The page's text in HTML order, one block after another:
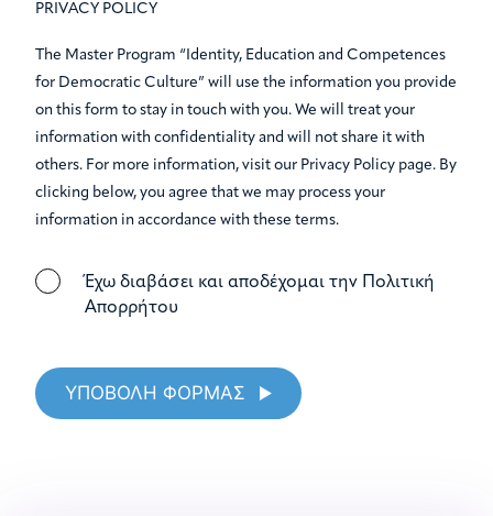
PRIVACY POLICY
The Master Program “Identity, Education and Competences
for Democratic Culture” will use the information you provide
on this form to stay in touch with you. We will treat your
information with confidentiality and will not share it with
others. For more information, visit our Privacy Policy page. By
clicking below, you agree that we may process your
information in accordance with these terms.
Έχω διαβάσει και αποδέχομαι την Πολιτική
Απορρήτου